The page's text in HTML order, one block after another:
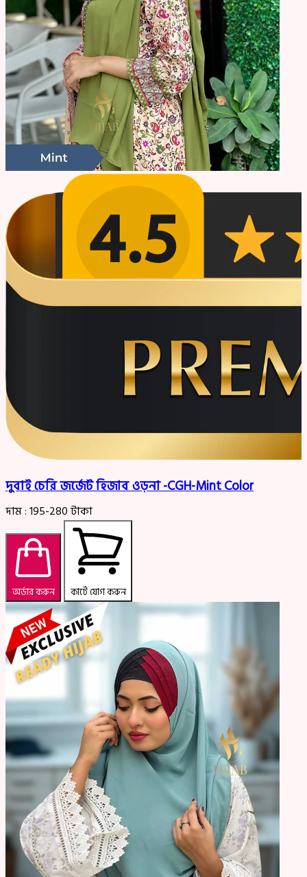
দুবাই চেরি জর্জেট হিজাব ওড়না -CGH-Mint Color
দাম :195-280টাকা
অর্ডার করুন কার্টে যোগ করুন